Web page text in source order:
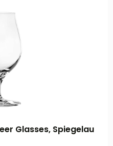
Glasses, Spiegelau